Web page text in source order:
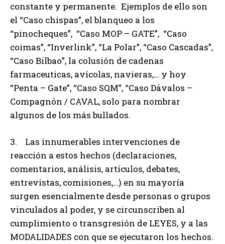
constante y permanente. Ejemplos de ello son
el “Caso chispas”, el blanqueo a los
“pinocheques”, “Caso MOP – GATE”, “Caso
coimas”, “Inverlink”, “La Polar”, “Caso Cascadas”,
“Caso Bilbao”, la colusión de cadenas
farmaceuticas, avícolas, navieras,… y hoy
“Penta – Gate”, “Caso SQM”, “Caso Dávalos –
Compagnón / CAVAL, solo para nombrar
algunos de los más bullados.
3. Las innumerables intervenciones de
reacción a estos hechos (declaraciones,
comentarios, análisis, artículos, debates,
entrevistas, comisiones,…) en su mayoría
surgen esencialmente desde personas o grupos
vinculados al poder, y se circunscriben al
cumplimiento o transgresión de LEYES, y a las
MODALIDADES con que se ejecutaron los hechos.